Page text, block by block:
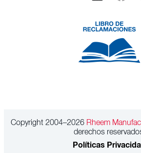
Copyright 2004–2026Rheem
derechos
Políticas